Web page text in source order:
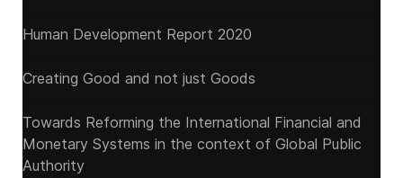
Human Development Report 2020
Creating Good and not just Goods
Towards Reforming the International Financial and
Monetary Systems in the context of Global Public
Authority